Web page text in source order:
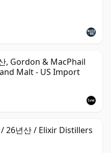
, Gordon & MacPhail
Malt - US Import
26년산 / Elixir Distillers